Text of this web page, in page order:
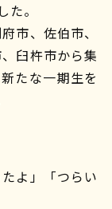
。
市、佐伯市、
臼杵市から集
たな一期生を
よ」「つらい